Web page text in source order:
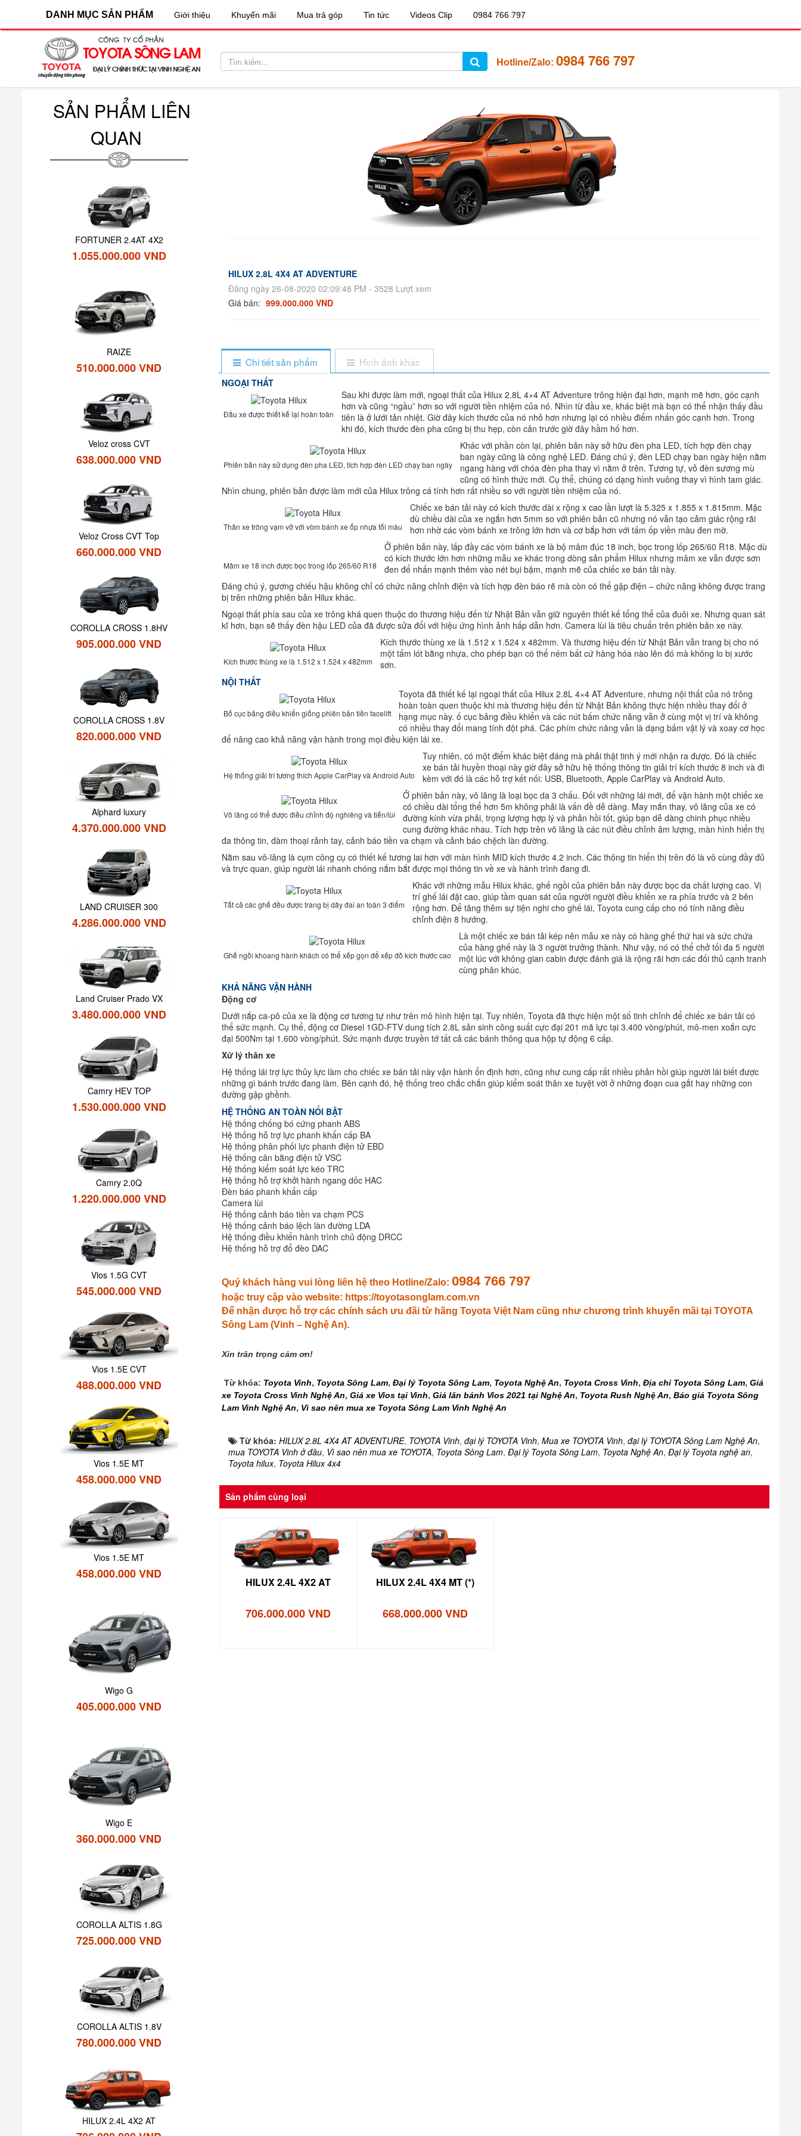
DANH MỤC SẢN PHẨM Giới thiệu Khuyến mãi Mua trả góp Tin tức Videos Clip 0984 766 797
Hotline/Zalo: 0984 766 797
HILUX 2.8L 4X4 AT ADVENTURE
Đăng ngày 26-08-2020 02:09:48 PM - 3528 Lượt xem
Giá bán: 999.000.000 VND
Chi tiết sản phẩm Hình ảnh khác
NGOẠI THẤT
Đầu xe được thiết kế lại hoàn toàn
Sau khi được làm mới, ngoại thất của Hilux 2.8L 4×4 AT Adventure trông hiện đại hơn, mạnh mẽ hơn, góc cạnh
hơn và cũng “ngầu” hơn so với người tiền nhiệm của nó. Nhìn từ đầu xe, khác biệt mà bạn có thể nhận thấy đầu
tiên là ở lưới tản nhiệt. Giờ đây kích thước của nó nhỏ hơn nhưng lại có nhiều điểm nhấn góc cạnh hơn. Trong
khi đó, kích thước đèn pha cũng bị thu hẹp, còn cản trước giờ đây hầm hố hơn.
Phiên bản này sử dụng đèn pha LED, tích hợp đèn LED chạy ban ngày
Khác với phần còn lại, phiên bản này sở hữu đèn pha LED, tích hợp đèn chạy
ban ngày cũng là công nghệ LED. Đáng chú ý, đèn LED chạy ban ngày hiện nằm
ngang hàng với chóa đèn pha thay vì nằm ở trên. Tương tự, vỏ đèn sương mù
cũng có hình thức mới. Cụ thể, chúng có dạng hình vuông thay vì hình tam giác.
Nhìn chung, phiên bản được làm mới của Hilux trông cá tính hơn rất nhiều so với người tiền nhiệm của nó.
Thân xe trông vạm vỡ với vòm bánh xe ốp nhựa tối màu
Chiếc xe bán tải này có kích thước dài x rộng x cao lần lượt là 5.325 x 1.855 x 1.815mm. Mặc
dù chiều dài của xe ngắn hơn 5mm so với phiên bản cũ nhưng nó vẫn tạo cảm giác rộng rãi
hơn nhờ các vòm bánh xe trông lớn hơn và cơ bắp hơn với tấm ốp viền màu đen mờ.
Mâm xe 18 inch được bọc trong lốp 265/60 R18
Ở phiên bản này, lấp đầy các vòm bánh xe là bộ mâm đúc 18 inch, bọc trong lốp 265/60 R18. Mặc dù
có kích thước lớn hơn những mẫu xe khác trong dòng sản phẩm Hilux nhưng mâm xe vẫn được sơn
đen để nhấn mạnh thêm vào nét bụi bặm, mạnh mẽ của chiếc xe bán tải này.
Đáng chú ý, gương chiếu hậu không chỉ có chức năng chỉnh điện và tích hợp đèn báo rẽ mà còn có thể gập điện – chức năng không được trang
bị trên những phiên bản Hilux khác.
Ngoại thất phía sau của xe trông khá quen thuộc do thương hiệu đến từ Nhật Bản vẫn giữ nguyên thiết kế tổng thể của đuôi xe. Nhưng quan sát
kĩ hơn, bạn sẽ thấy đèn hậu LED của đã được sửa đổi với hiệu ứng hình ảnh hấp dẫn hơn. Camera lùi là tiêu chuẩn trên phiên bản xe này.
Kích thước thùng xe là 1.512 x 1.524 x 482mm
Kích thước thùng xe là 1.512 x 1.524 x 482mm. Và thương hiệu đến từ Nhật Bản vẫn trang bị cho nó
một tấm lót bằng nhựa, cho phép bạn có thể ném bất cứ hàng hóa nào lên đó mà không lo bị xước
sơn.
NỘI THẤT
Bố cục bảng điều khiển giống phiên bản tiền facelift
Toyota đã thiết kế lại ngoại thất của Hilux 2.8L 4×4 AT Adventure, nhưng nội thất của nó trông
hoàn toàn quen thuộc khi mà thương hiệu đến từ Nhật Bản không thực hiện nhiều thay đổi ở
hạng mục này. ố cục bảng điều khiển và các nút bấm chức năng vẫn ở cùng một vị trí và không
có nhiều thay đổi mang tính đột phá. Các phím chức năng vẫn là dạng bấm vật lý và xoay cơ học
để nâng cao khả năng vận hành trong mọi điều kiện lái xe.
Hệ thống giải trí tương thích Apple CarPlay và Android Auto
Tuy nhiên, có một điểm khác biệt đáng mà phải thật tinh ý mới nhận ra được. Đó là chiếc
xe bán tải huyền thoại này giờ đây sở hữu hệ thống thông tin giải trí kích thước 8 inch và đi
kèm với đó là các hỗ trợ kết nối: USB, Bluetooth, Apple CarPlay và Android Auto.
Vô lăng có thể được điều chỉnh độ nghiêng và tiến/lùi
Ở phiên bản này, vô lăng là loại bọc da 3 chấu. Đối với những lái mới, để vận hành một chiếc xe
có chiều dài tổng thể hơn 5m không phải là vấn đề dễ dàng. May mắn thay, vô lăng của xe có
đường kính vừa phải, trọng lượng hợp lý và phản hồi tốt, giúp bạn dễ dàng chinh phục nhiều
cung đường khác nhau. Tích hợp trên vô lăng là các nút điều chỉnh âm lượng, màn hình hiển thị
đa thông tin, đàm thoại rảnh tay, cảnh báo tiền va chạm và cảnh báo chệch làn đường.
Nằm sau vô-lăng là cụm công cụ có thiết kế tương lai hơn với màn hình MID kích thước 4.2 inch. Các thông tin hiển thị trên đó là vô cùng đầy đủ
và trực quan, giúp người lái nhanh chóng nắm bắt được mọi thông tin về xe và hành trình đang đi.
Tất cả các ghế đều được trang bị dây đai an toàn 3 điểm
Khác với những mẫu Hilux khác, ghế ngồi của phiên bản này được bọc da chất lượng cao. Vị
trí ghế lái đặt cao, giúp tầm quan sát của người người điều khiển xe ra phía trước và 2 bên
rộng hơn. Để tăng thêm sự tiện nghi cho ghế lái, Toyota cung cấp cho nó tính năng điều
chỉnh điện 8 hướng.
Ghế ngồi khoang hành khách có thể xếp gọn để xếp đồ kích thước cao
Là một chiếc xe bán tải kép nên mẫu xe này có hàng ghế thứ hai và sức chứa
của hàng ghế này là 3 người trưởng thành. Như vậy, nó có thể chở tối đa 5 người
một lúc với không gian cabin được đánh giá là rộng rãi hơn các đối thủ cạnh tranh
cùng phân khúc.
KHẢ NĂNG VẬN HÀNH
Động cơ
Dưới nắp ca-pô của xe là động cơ tương tự như trên mô hình hiện tại. Tuy nhiên, Toyota đã thực hiện một số tinh chỉnh để chiếc xe bán tải có
thể sức mạnh. Cụ thể, động cơ Diesel 1GD-FTV dung tích 2.8L sản sinh công suất cực đại 201 mã lực tại 3.400 vòng/phút, mô-men xoắn cực
đại 500Nm tại 1.600 vòng/phút. Sức mạnh được truyền tớ tất cả các bánh thông qua hộp tự động 6 cấp.
Xử lý thân xe
Hệ thống lái trợ lực thủy lực làm cho chiếc xe bán tải này vận hành ổn định hơn, cũng như cung cấp rất nhiều phản hồi giúp người lái biết được
những gì bánh trước đang làm. Bên cạnh đó, hệ thống treo chắc chắn giúp kiểm soát thân xe tuyệt vời ở những đoạn cua gắt hay những con
đường gập ghềnh.
HỆ THỐNG AN TOÀN NỔI BẬT
Hệ thống chống bó cứng phanh ABS
Hệ thống hỗ trợ lực phanh khẩn cấp BA
Hệ thống phân phối lực phanh điện tử EBD
Hệ thống cân bằng điện tử VSC
Hệ thống kiểm soát lực kéo TRC
Hệ thống hỗ trợ khởi hành ngang dốc HAC
Đèn báo phanh khẩn cấp
Camera lùi
Hệ thống cảnh báo tiền va chạm PCS
Hệ thống cảnh báo lệch làn đường LDA
Hệ thống điều khiển hành trình chủ động DRCC
Hệ thống hỗ trợ đổ đèo DAC
Quý khách hàng vui lòng liên hệ theo Hotline/Zalo: 0984 766 797
hoặc truy cập vào website: https://toyotasonglam.com.vn
Để nhận được hỗ trợ các chính sách ưu đãi từ hãng Toyota Việt Nam cũng như chương trình khuyến mãi tại TOYOTA
Sông Lam (Vinh – Nghệ An).
Xin trân trọng cảm ơn!
Từ khóa: Toyota Vinh, Toyota Sông Lam, Đại lý Toyota Sông Lam, Toyota Nghệ An, Toyota Cross Vinh, Địa chỉ Toyota Sông Lam, Giá
xe Toyota Cross Vinh Nghệ An, Giá xe Vios tại Vinh, Giá lăn bánh Vios 2021 tại Nghệ An, Toyota Rush Nghệ An, Báo giá Toyota Sông
Lam Vinh Nghệ An, Vì sao nên mua xe Toyota Sông Lam Vinh Nghệ An
Từ khóa: HILUX 2.8L 4X4 AT ADVENTURE, TOYOTA Vinh, đại lý TOYOTA Vinh, Mua xe TOYOTA Vinh, đại lý TOYOTA Sông Lam Nghệ An,
mua TOYOTA Vinh ở đâu, Vì sao nên mua xe TOYOTA, Toyota Sông Lam, Đại lý Toyota Sông Lam, Toyota Nghệ An, Đại lý Toyota nghệ an,
Toyota hilux, Toyota Hilux 4x4
Sản phẩm cùng loại
HILUX 2.4L 4X2 AT
706.000.000 VND
HILUX 2.4L 4X4 MT (*)
668.000.000 VND
SẢN PHẨM LIÊN
QUAN
FORTUNER 2.4AT 4X2
1.055.000.000 VND
RAIZE
510.000.000 VND
Veloz cross CVT
638.000.000 VND
Veloz Cross CVT Top
660.000.000 VND
COROLLA CROSS 1.8HV
905.000.000 VND
COROLLA CROSS 1.8V
820.000.000 VND
Alphard luxury
4.370.000.000 VND
LAND CRUISER 300
4.286.000.000 VND
Land Cruiser Prado VX
3.480.000.000 VND
Camry HEV TOP
1.530.000.000 VND
Camry 2.0Q
1.220.000.000 VND
Vios 1.5G CVT
545.000.000 VND
Vios 1.5E CVT
488.000.000 VND
Vios 1.5E MT
458.000.000 VND
Vios 1.5E MT
458.000.000 VND
Wigo G
405.000.000 VND
Wigo E
360.000.000 VND
COROLLA ALTIS 1.8G
725.000.000 VND
COROLLA ALTIS 1.8V
780.000.000 VND
HILUX 2.4L 4X2 AT